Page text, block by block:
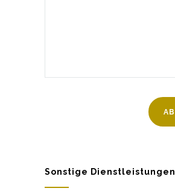
Sonstige Dienstleistungen